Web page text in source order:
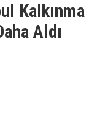
Kalkınma
Aldı